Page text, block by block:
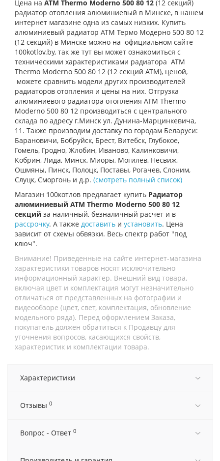
Цена на ATM Thermo Moderno 500 80 12 (12 секций)
радиатор отопления алюминиевый в Минске, в нашем
интернет магазине одна из самых низких. Купить
алюминиевый радиатор АТМ Термо Модерно 500 80 12
(12 секций) в Минске можно на официальном сайте
100kotlov.by, так же тут вы может ознакомиться с
техническими характеристиками радиатора ATM
Thermo Moderno 500 80 12 (12 секций АТМ), ценой,
можете сравнить модели других производителей
радиаторов отопления и цены на них. Отгрузка
алюминиевого радиатора отопления ATM Thermo
Moderno 500 80 12 производиться с центрального
склада по адресу г.Минск ул. Дунина-Марцинкевича,
11. Также производим доставку по городам Беларуси:
Барановичи, Бобруйск, Брест, Витебск, Глубокое,
Гомель, Гродно, Жлобин, Иваново, Калинковичи,
Кобрин, Лида, Минск, Миоры, Могилев, Несвиж,
Ошмяны, Пинск, Полоцк, Поставы, Рогачев, Слоним,
Слуцк, Сморгонь и д.р. (смотреть полный список)
Магазин 100котлов предлагает купить Радиатор
алюминиевый ATM Thermo Moderno 500 80 12
секций за наличный, безналичный расчет и в
рассрочку. А также доставить и установить. Цена
зависит от схемы обвязки. Весь спектр работ "под
ключ".
Внимание! Приведенные на сайте интернет-магазина
характеристики товаров носят исключительно
информационный характер. Внешний вид товара,
включая цвет и комплектация могут незначительно
отличаться от представленных на фотографии и
видеообзоре (цвет, свет, комплектация, обновление
модельного ряда). Перед оформлением Заказа,
покупатель должен обратиться к Продавцу для
уточнения вопросов, касающихся свойств,
характеристик и комплектации товара.
Характеристики
Отзывы 0
Вопрос - Ответ 0